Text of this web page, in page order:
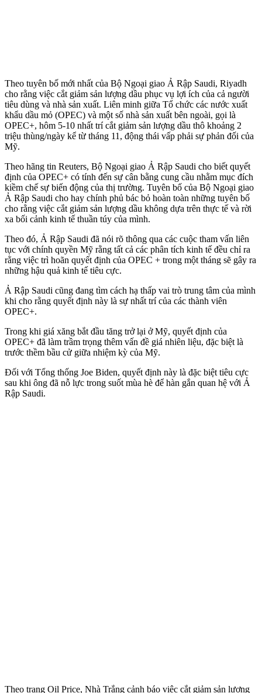
Theo tuyên bố mới nhất của Bộ Ngoại giao Ả Rập Saudi, Riyadh
cho rằng việc cắt giảm sản lượng dầu phục vụ lợi ích của cả người
tiêu dùng và nhà sản xuất. Liên minh giữa Tổ chức các nước xuất
khẩu dầu mỏ (OPEC) và một số nhà sản xuất bên ngoài, gọi là
OPEC+, hôm 5-10 nhất trí cắt giảm sản lượng dầu thô khoảng 2
triệu thùng/ngày kể từ tháng 11, động thái vấp phải sự phản đối của
Mỹ.
Theo hãng tin Reuters, Bộ Ngoại giao Ả Rập Saudi cho biết quyết
định của OPEC+ có tính đến sự cân bằng cung cầu nhằm mục đích
kiềm chế sự biến động của thị trường. Tuyên bố của Bộ Ngoại giao
Ả Rập Saudi cho hay chính phủ bác bỏ hoàn toàn những tuyên bố
cho rằng việc cắt giảm sản lượng dầu không dựa trên thực tế và rời
xa bối cảnh kinh tế thuần túy của mình.
Theo đó, Ả Rập Saudi đã nói rõ thông qua các cuộc tham vấn liên
tục với chính quyền Mỹ rằng tất cả các phân tích kinh tế đều chỉ ra
rằng việc trì hoãn quyết định của OPEC + trong một tháng sẽ gây ra
những hậu quả kinh tế tiêu cực.
Ả Rập Saudi cũng đang tìm cách hạ thấp vai trò trung tâm của mình
khi cho rằng quyết định này là sự nhất trí của các thành viên
OPEC+.
Trong khi giá xăng bắt đầu tăng trở lại ở Mỹ, quyết định của
OPEC+ đã làm trầm trọng thêm vấn đề giá nhiên liệu, đặc biệt là
trước thềm bầu cử giữa nhiệm kỳ của Mỹ.
Đối với Tổng thống Joe Biden, quyết định này là đặc biệt tiêu cực
sau khi ông đã nỗ lực trong suốt mùa hè để hàn gắn quan hệ với Ả
Rập Saudi.
Theo trang Oil Price, Nhà Trắng cảnh báo việc cắt giảm sản lượng